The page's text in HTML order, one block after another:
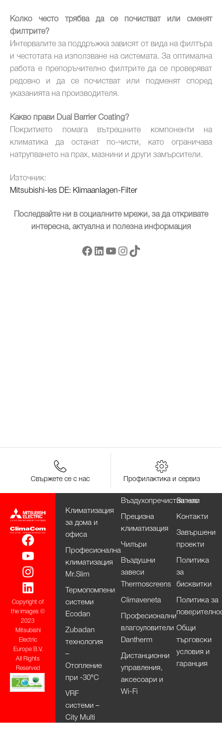
Колко често трябва да се почистват или сменят
филтрите?
Интервалите за поддръжка зависят от вида на филтъра
и честотата на използване на системата. За оптимална
работа е препоръчително филтрите да се проверяват
редовно и да се почистват или подменят според
указанията на производителя.
Какво прави Dual Barrier Coating?
Покритието помага вътрешните компоненти на
климатика да останат по-чисти, като ограничава
натрупването на прах, мазнини и други замърсители.
Източник:
Mitsubishi-les DE: Klimaanlagen-Filter
Последвайте ни в социалните мрежи, за да откривате
интересна, актуална и полезна информация
Свържете се с нас Профилактика и сервиз
Copyright of
the images ©
2023
Mitsubishi
Electric
Europe B.V.
All Rights
Reserved
Климатизация
за дома и
офиса
Професионална
климатизация
Mr.Slim
Термопомпени
системи
Ecodan
Zubadan
технология
–
Отопление
при -30°С
VRF
системи –
City Multi
Въздухопречистватели
Прецизна
климатизация
Чилъри
Въздушни
завеси
Thermoscreens
Climaveneta
Професионални
влагоуловители
Dantherm
Дистанционни
управления,
аксесоари и
Wi-Fi
За нас
Контакти
Завършени
проекти
Политика
за
бисквитки
Политика за
Общи
търговски
условия и
гаранция